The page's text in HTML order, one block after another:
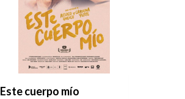
Este cuerpo mío